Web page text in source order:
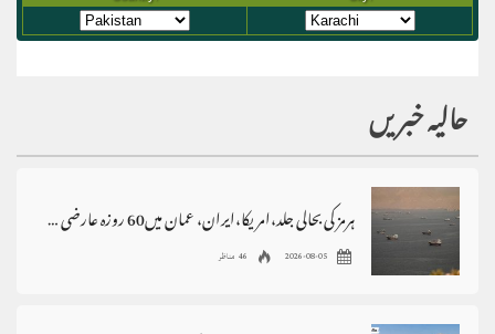
حالیہ خبریں
ہرمز کی بحالی جلد،امریکا،ایران، عمان میں60 روزہ عارضی معاہدہ
2026-08-05 46 مناظر